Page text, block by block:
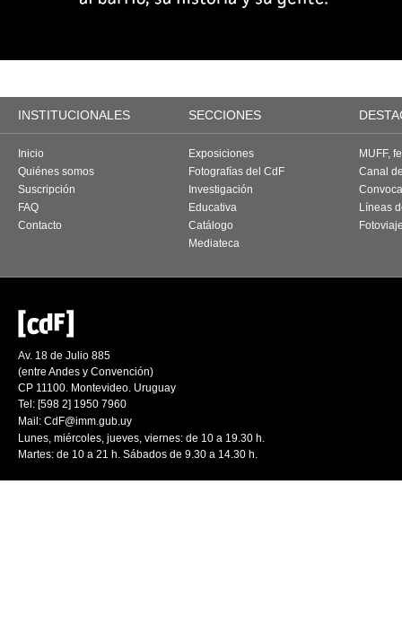
INSTITUCIONALES SECCIONES
Inicio
Quiénes somos
Suscripción
FAQ
Contacto
Exposiciones
Fotografías del CdF
Investigación
Educativa
Catálogo
Mediateca
MUFF,
Canal
Líneas
Av. 18 de Julio 885
(entre Andes y Convención)
CP 11100. Montevideo. Uruguay
Tel: [598 2] 1950 7960
Mail: CdF@imm.gub.uy
Lunes, miércoles, jueves, viernes: de 10 a 19.30 h.
Martes: de 10 a 21 h. Sábados de 9.30 a 14.30 h.